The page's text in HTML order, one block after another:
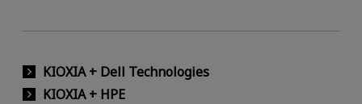
KIOXIA + Dell Technologies
KIOXIA + HPE